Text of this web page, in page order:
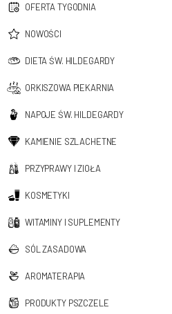
OFERTA TYGODNIA
NOWOŚCI
DIETA ŚW. HILDEGARDY
ORKISZOWA PIEKARNIA
NAPOJE ŚW. HILDEGARDY
KAMIENIE SZLACHETNE
PRZYPRAWY I ZIOŁA
KOSMETYKI
WITAMINY I SUPLEMENTY
SÓL ZASADOWA
AROMATERAPIA
PRODUKTY PSZCZELE